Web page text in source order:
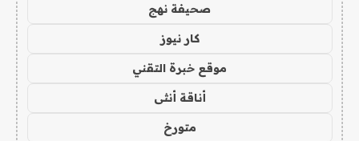
صحيفة نهج
كار نيوز
موقع خبرة التقني
أناقة أنثى
متورخ